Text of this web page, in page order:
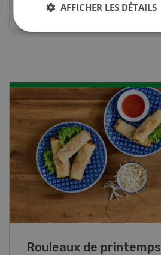
Blancs de poulet sauce
AFFICHER LES DÉTAILS